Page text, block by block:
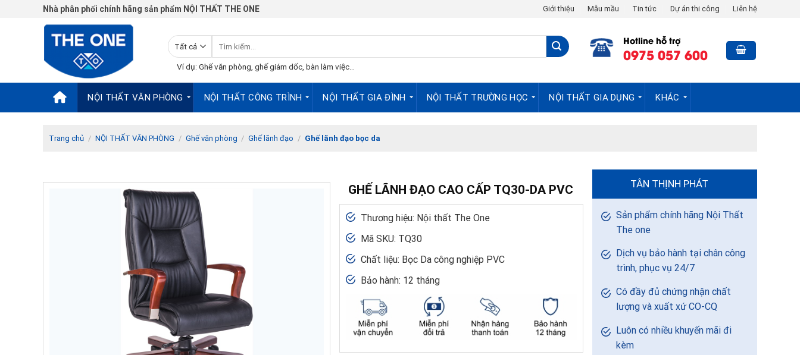
Nhà phân phối chính hãng sản phẩm NỘI THẤT THE ONE Giới thiệu Mẫu mầu Tin tức Dự án thi công Liên hệ
kiếm:
Ví dụ: Ghế văn phòng, ghế giám dốc, bàn làm việc...
Hotline hỗ trợ
0975 057 600
NỘI THẤT VĂN PHÒNG NỘI THẤT CÔNG TRÌNH NỘI THẤT GIA ĐÌNH NỘI THẤT TRƯỜNG HỌC NỘI THẤT GIA DỤNG KHÁC
Trang chủ / NỘI THẤT VĂN PHÒNG / Ghế văn phòng / Ghế lãnh đạo / Ghế lãnh đạo bọc da
GHẾ LÃNH ĐẠO CAO CẤP TQ30-DA PVC
Thương hiệu: Nội thất The One
Mã SKU: TQ30
Chất liệu: Bọc Da công nghiệp PVC
Bảo hành: 12 tháng
TÂN THỊNH PHÁT
Sản phẩm chính hãng Nội Thất
The one
Dịch vụ bảo hành tại chân công
trình, phục vụ 24/7
Có đầy đủ chứng nhận chất
lượng và xuất xứ CO-CQ
Luôn có nhiều khuyến mãi đi
kèm